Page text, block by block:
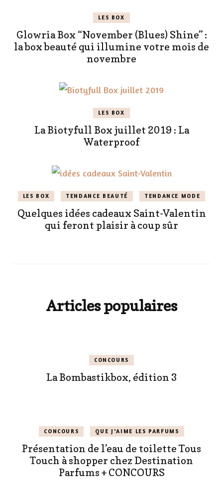
LES BOX
Glowria Box “November (Blues) Shine” :
la box beauté qui illumine votre mois de
novembre
LES BOX
La Biotyfull Box juillet 2019 : La
Waterproof
LES BOX TENDANCE BEAUTÉ TENDANCE MODE
Quelques idées cadeaux Saint-Valentin
qui feront plaisir à coup sûr
Articles populaires
CONCOURS
La Bombastikbox, édition 3
CONCOURS QUE J'AIME LES PARFUMS
Présentation de l’eau de toilette Tous
Touch à shopper chez Destination
Parfums + CONCOURS